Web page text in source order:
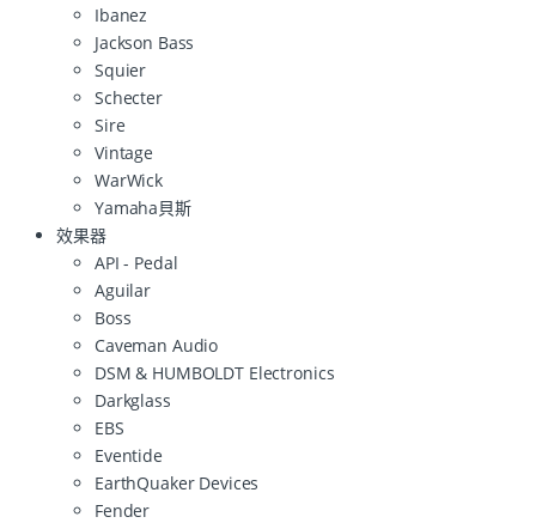
Ibanez
Jackson Bass
Squier
Schecter
Sire
Vintage
WarWick
Yamaha貝斯
效果器
API - Pedal
Aguilar
Boss
Caveman Audio
DSM & HUMBOLDT Electronics
Darkglass
EBS
Eventide
EarthQuaker Devices
Fender